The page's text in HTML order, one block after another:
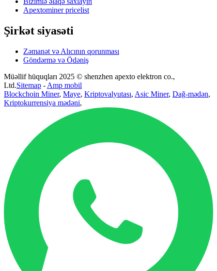
Apextominer pricelist
Şirkət siyasəti
Zəmanət və Alıcının qorunması
Göndərmə və Ödəniş
Müəllif hüquqları 2025 © shenzhen apexto elektron co.,
Ltd.Sitemap - Amp mobil
Blockchoin Miner, Maye, Kriptovalyutası, Asic Miner, Dağ-mədən,
Kriptokurrensiya mədəni,